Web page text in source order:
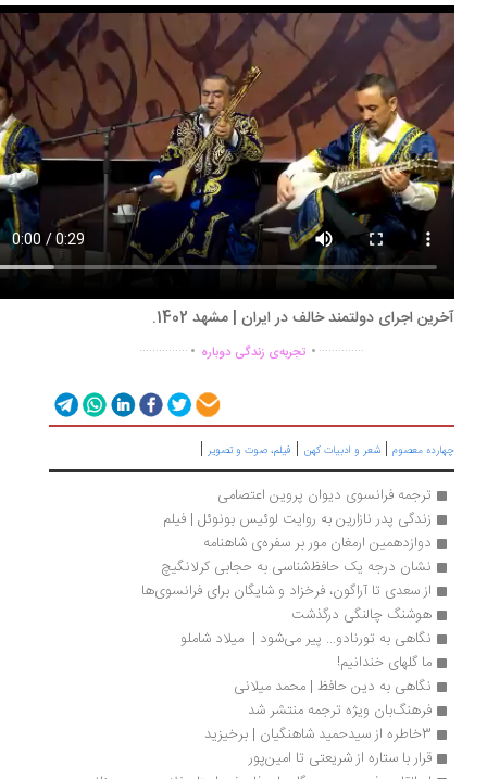
اجرای دولتمند خالف در ایران | مشهد 1402.
................تجربه‌ی زندگی دوباره ...............
معصوم|شعر و ادبیات کهن|فیلم، صوت و تصویر|
ترجمه فرانسوی دیوان پروین اعتصامی
زندگی پدر نازارین به روایت لوئیس بونوئل | فیلم
دوازدهمین ارمغان مور بر سفره‌ی شاهنامه‌
نشان درجه یک حافظ‌شناسی به حجابی کرلانگیچ
از سعدی تا آراگون، فرخزاد و شایگان برای فرانسوی‌ها
هوشنگ چالنگی درگذشت
نگاهی به تورنادو... پیر می‌شود |  میلاد شاملو
ما گلهای خندانیم!
نگاهی به دین حافظ | محمد میلانی
فرهنگ‌بان ویژه ترجمه منتشر شد
قرار با ستاره از شریعتی تا امین‌پور